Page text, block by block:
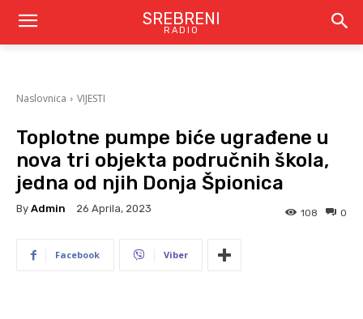
SREBRENI
RADIO
Naslovnica VIJESTI
Toplotne pumpe biće ugrađene u
nova tri objekta područnih škola,
jedna od njih Donja Špionica
By Admin 26 Aprila, 2023 0
108
Facebook Viber